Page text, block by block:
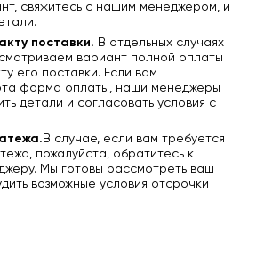
свяжитесь с нашим менеджером, и
поставки. В отдельных случаях
вариант полной оплаты
его поставки. Если вам
форма оплаты, наши менеджеры
детали и согласовать условия с
В случае, если вам требуется
пожалуйста, обратитесь к
Мы готовы рассмотреть ваш
возможные условия отсрочки